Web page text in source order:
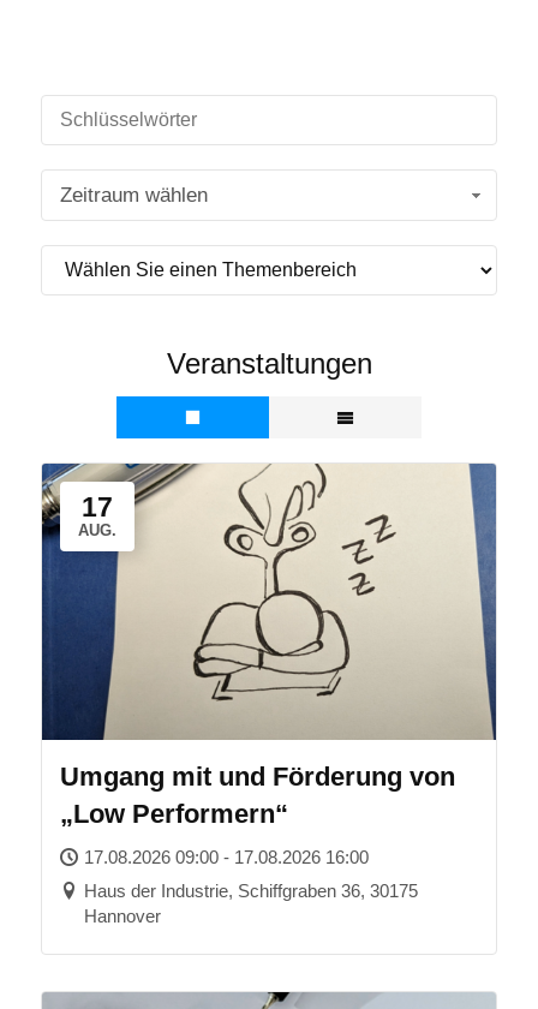
Zeitraum wählen
Veranstaltungen
17
AUG.
Umgang mit und Förderung von
„Low Performern“
17.08.2026 09:00 - 17.08.2026 16:00
Haus der Industrie, Schiffgraben 36, 30175
Hannover